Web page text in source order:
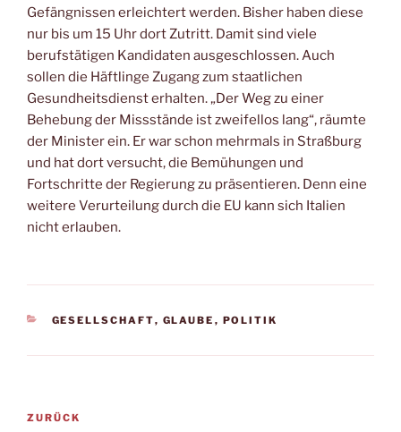
Gefängnissen erleichtert werden. Bisher haben diese
nur bis um 15 Uhr dort Zutritt. Damit sind viele
berufstätigen Kandidaten ausgeschlossen. Auch
sollen die Häftlinge Zugang zum staatlichen
Gesundheitsdienst erhalten. „Der Weg zu einer
Behebung der Missstände ist zweifellos lang“, räumte
der Minister ein. Er war schon mehrmals in Straßburg
und hat dort versucht, die Bemühungen und
Fortschritte der Regierung zu präsentieren. Denn eine
weitere Verurteilung durch die EU kann sich Italien
nicht erlauben.
KATEGORIEN
GESELLSCHAFT, GLAUBE , POLITIK
Beitragsnavigation
Vorheriger
ZURÜCK